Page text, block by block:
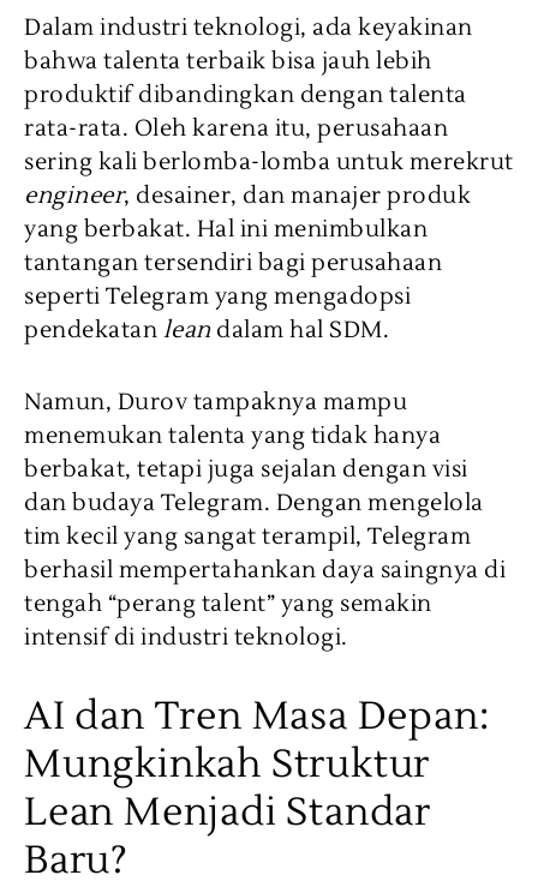
Dalam industri teknologi, ada keyakinan
bahwa talenta terbaik bisa jauh lebih
produktif dibandingkan dengan talenta
rata-rata. Oleh karena itu, perusahaan
sering kali berlomba-lomba untuk merekrut
engineer, desainer, dan manajer produk
yang berbakat. Hal ini menimbulkan
tantangan tersendiri bagi perusahaan
seperti Telegram yang mengadopsi
pendekatan lean dalam hal SDM.
Namun, Durov tampaknya mampu
menemukan talenta yang tidak hanya
berbakat, tetapi juga sejalan dengan visi
dan budaya Telegram. Dengan mengelola
tim kecil yang sangat terampil, Telegram
berhasil mempertahankan daya saingnya di
tengah “perang talent” yang semakin
intensif di industri teknologi.
AI dan Tren Masa Depan:
Mungkinkah Struktur
Lean Menjadi Standar
Baru?